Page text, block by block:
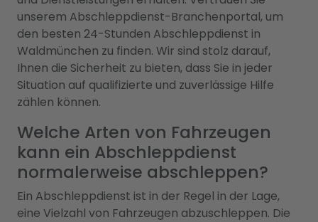
unserem Abschleppdienst-Branchenportal, um
den besten 24-Stunden Abschleppdienst in
Waldmünchen zu finden. Wir sind stolz darauf,
Ihnen die Sicherheit zu bieten, dass Sie in jeder
Situation auf qualifizierte und zuverlässige Hilfe
zählen können.
Welche Arten von Fahrzeugen
kann ein Abschleppdienst
normalerweise abschleppen?
Ein Abschleppdienst ist in der Regel in der Lage,
eine Vielzahl von Fahrzeugen abzuschleppen. Die